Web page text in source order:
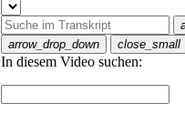
arrow_drop_down
close_small
In diesem Video suchen: